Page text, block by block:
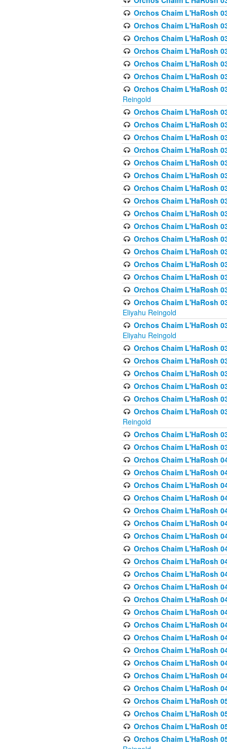
Orchos Chaim L'HaRosh
Orchos Chaim L'HaRosh
Orchos Chaim L'HaRosh
Orchos Chaim L'HaRosh
Orchos Chaim L'HaRosh
Orchos Chaim L'HaRosh
Orchos Chaim L'HaRosh
Reingold
Orchos Chaim L'HaRosh
Orchos Chaim L'HaRosh
Orchos Chaim L'HaRosh
Orchos Chaim L'HaRosh
Orchos Chaim L'HaRosh
Orchos Chaim L'HaRosh
Orchos Chaim L'HaRosh
Orchos Chaim L'HaRosh
Orchos Chaim L'HaRosh
Orchos Chaim L'HaRosh
Orchos Chaim L'HaRosh
Orchos Chaim L'HaRosh
Orchos Chaim L'HaRosh
Orchos Chaim L'HaRosh
Orchos Chaim L'HaRosh
Orchos Chaim L'HaRosh
Eliyahu Reingold
Orchos Chaim L'HaRosh
Eliyahu Reingold
Orchos Chaim L'HaRosh
Orchos Chaim L'HaRosh
Orchos Chaim L'HaRosh
Orchos Chaim L'HaRosh
Orchos Chaim L'HaRosh
Orchos Chaim L'HaRosh
Reingold
Orchos Chaim L'HaRosh
Orchos Chaim L'HaRosh
Orchos Chaim L'HaRosh
Orchos Chaim L'HaRosh
Orchos Chaim L'HaRosh
Orchos Chaim L'HaRosh
Orchos Chaim L'HaRosh
Orchos Chaim L'HaRosh
Orchos Chaim L'HaRosh
Orchos Chaim L'HaRosh
Orchos Chaim L'HaRosh
Orchos Chaim L'HaRosh
Orchos Chaim L'HaRosh
Orchos Chaim L'HaRosh
Orchos Chaim L'HaRosh
Orchos Chaim L'HaRosh
Orchos Chaim L'HaRosh
Orchos Chaim L'HaRosh
Orchos Chaim L'HaRosh
Orchos Chaim L'HaRosh
Orchos Chaim L'HaRosh
Orchos Chaim L'HaRosh
Orchos Chaim L'HaRosh
Orchos Chaim L'HaRosh
Orchos Chaim L'HaRosh